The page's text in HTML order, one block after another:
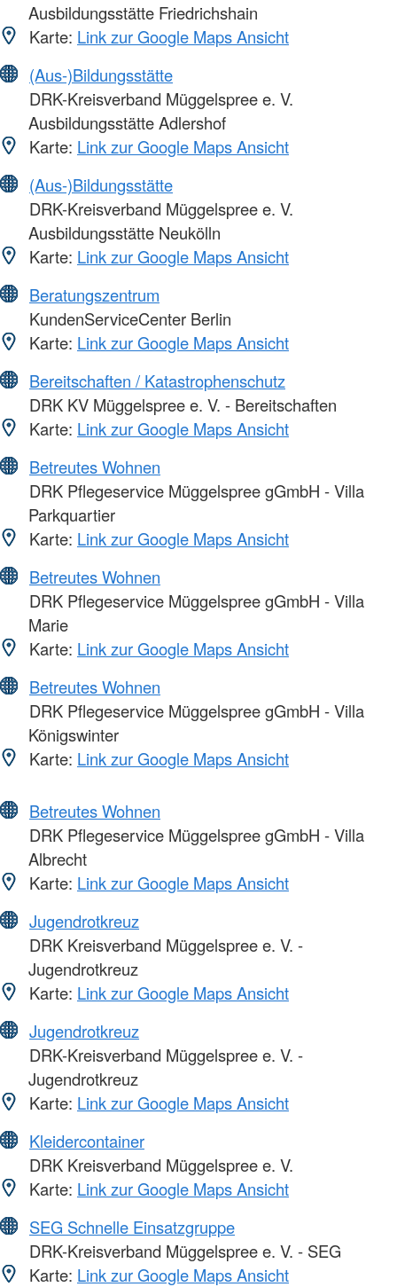
Ausbildungsstätte Friedrichshain
Karte: Link zur Google Maps Ansicht
(Aus-)Bildungsstätte
DRK-Kreisverband Müggelspree e. V.
Ausbildungsstätte Adlershof
Karte: Link zur Google Maps Ansicht
(Aus-)Bildungsstätte
DRK-Kreisverband Müggelspree e. V.
Ausbildungsstätte Neukölln
Karte: Link zur Google Maps Ansicht
Beratungszentrum
KundenServiceCenter Berlin
Karte: Link zur Google Maps Ansicht
Bereitschaften / Katastrophenschutz
DRK KV Müggelspree e. V. - Bereitschaften
Karte: Link zur Google Maps Ansicht
Betreutes Wohnen
DRK Pflegeservice Müggelspree gGmbH - Villa
Parkquartier
Karte: Link zur Google Maps Ansicht
Betreutes Wohnen
DRK Pflegeservice Müggelspree gGmbH - Villa
Marie
Karte: Link zur Google Maps Ansicht
Betreutes Wohnen
DRK Pflegeservice Müggelspree gGmbH - Villa
Königswinter
Karte: Link zur Google Maps Ansicht
Betreutes Wohnen
DRK Pflegeservice Müggelspree gGmbH - Villa
Albrecht
Karte: Link zur Google Maps Ansicht
Jugendrotkreuz
DRK Kreisverband Müggelspree e. V. -
Jugendrotkreuz
Karte: Link zur Google Maps Ansicht
Jugendrotkreuz
DRK-Kreisverband Müggelspree e. V. -
Jugendrotkreuz
Karte: Link zur Google Maps Ansicht
Kleidercontainer
DRK Kreisverband Müggelspree e. V.
Karte: Link zur Google Maps Ansicht
SEG Schnelle Einsatzgruppe
DRK-Kreisverband Müggelspree e. V. - SEG
Karte: Link zur Google Maps Ansicht